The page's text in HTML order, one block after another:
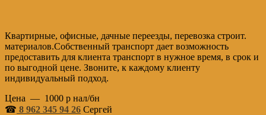
Квартирные, офисные, дачные переезды, перевозка строит.
материалов.Собственный транспорт дает возможность
предоставить для клиента транспорт в нужное время, в срок и
по выгодной цене. Звоните, к каждому клиенту
индивидуальный подход.
Цена — 1000 р нал/бн
☎ 8 962 345 94 26 Сергей